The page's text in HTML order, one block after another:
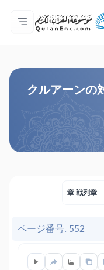
ホーム
対訳の目次
Audio
開発者向け
事業内容
お問い合わ
言語
クルアーンの
章 戦列章
ページ番号: 552